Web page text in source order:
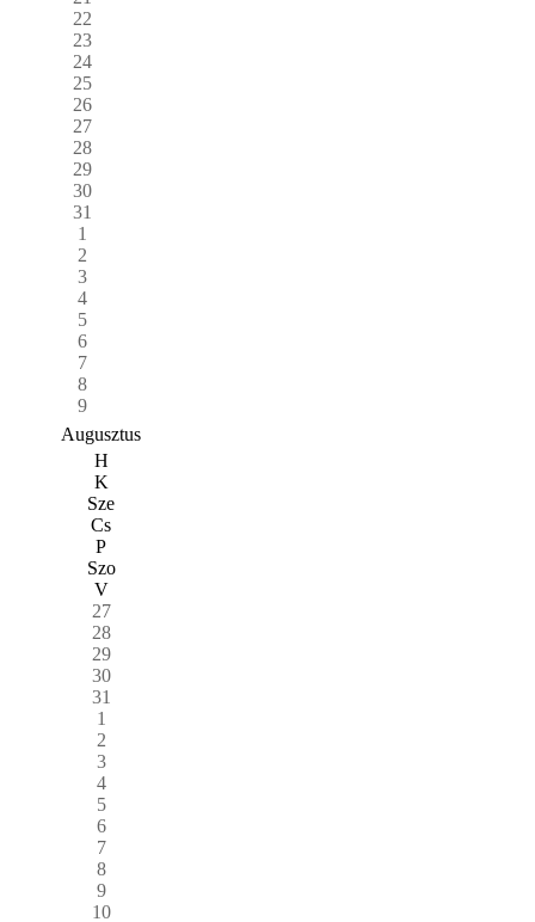
22
23
24
25
26
27
28
29
30
31
1
2
3
4
5
6
7
8
9
Augusztus
H
K
Sze
Cs
P
Szo
V
27
28
29
30
31
1
2
3
4
5
6
7
8
9
10